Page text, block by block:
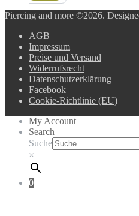
Piercing and more ©2026.
AGB
Impressum
Preise und Versand
Widerrufsrecht
Datenschutzerklärung
Facebook
Cookie-Richtlinie (EU)
My Account
Search
Suche
×
0